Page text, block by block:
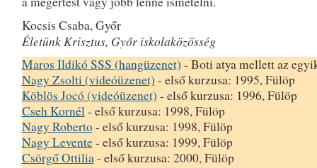
Kocsis Csaba, Győr
Életünk Krisztus, Győr iskolaközösség
Maros Ildikó SSS (hangüzenet) - Boti atya mellett az
Nagy Zsolti (videóüzenet) - első kurzusa: 1995, Fülöp
Köblös Jocó (videóüzenet) - első kurzusa: 1996, Fülöp
Cseh Kornél- első kurzusa: 1998, Fülöp
Nagy Roberto- első kurzusa: 1998, Fülöp
Nagy Levente- első kurzusa: 1999, Fülöp
Csörgő Ottilia- első kurzusa: 2000, Fülöp